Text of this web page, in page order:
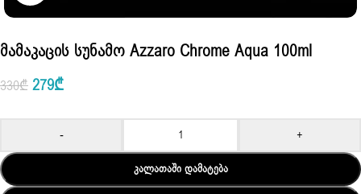
Მამაკაცის Სუნამო Azzaro Chrome Aqua 100ml
330₾ 279₾
- +
ᲙᲐᲚᲐᲗᲐᲨᲘ ᲓᲐᲛᲐᲢᲔᲑᲐ